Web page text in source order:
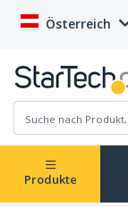
Österreich
Produkte